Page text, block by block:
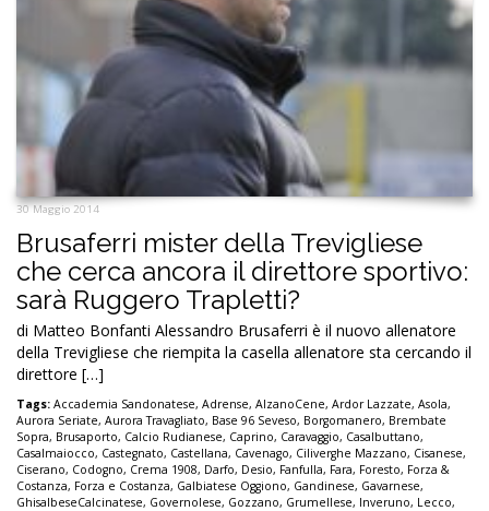
30 Maggio 2014
Brusaferri mister della Trevigliese
che cerca ancora il direttore sportivo:
sarà Ruggero Trapletti?
di Matteo Bonfanti Alessandro Brusaferri è il nuovo allenatore
della Trevigliese che riempita la casella allenatore sta cercando il
direttore […]
Tags: Accademia Sandonatese, Adrense, AlzanoCene, Ardor Lazzate, Asola,
Aurora Seriate, Aurora Travagliato, Base 96 Seveso, Borgomanero, Brembate
Sopra, Brusaporto, Calcio Rudianese, Caprino, Caravaggio, Casalbuttano,
Casalmaiocco, Castegnato, Castellana, Cavenago, Ciliverghe Mazzano, Cisanese,
Ciserano, Codogno, Crema 1908, Darfo, Desio, Fanfulla, Fara, Foresto, Forza &
Costanza, Forza e Costanza, Galbiatese Oggiono, Gandinese, Gavarnese,
GhisalbeseCalcinatese, Governolese, Gozzano, Grumellese, Inveruno, Lecco,